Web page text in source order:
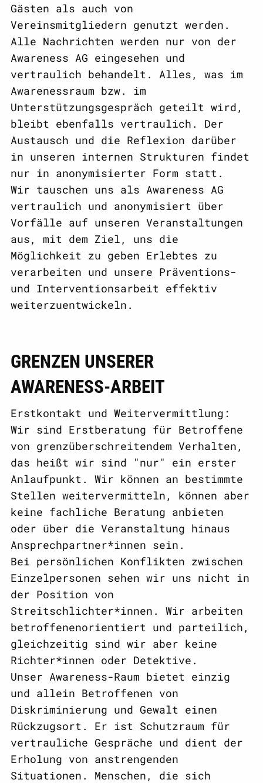
Gästen als auch von
Vereinsmitgliedern genutzt werden.
Alle Nachrichten werden nur von der
Awareness AG eingesehen und
vertraulich behandelt. Alles, was im
Awarenessraum bzw. im
Unterstützungsgespräch geteilt wird,
bleibt ebenfalls vertraulich. Der
Austausch und die Reflexion darüber
in unseren internen Strukturen findet
nur in anonymisierter Form statt.
Wir tauschen uns als Awareness AG
vertraulich und anonymisiert über
Vorfälle auf unseren Veranstaltungen
aus, mit dem Ziel, uns die
Möglichkeit zu geben Erlebtes zu
verarbeiten und unsere Präventions-
und Interventionsarbeit effektiv
weiterzuentwickeln.
GRENZEN UNSERER
AWARENESS-ARBEIT
Erstkontakt und Weitervermittlung:
Wir sind Erstberatung für Betroffene
von grenzüberschreitendem Verhalten,
das heißt wir sind "nur" ein erster
Anlaufpunkt. Wir können an bestimmte
Stellen weitervermitteln, können aber
keine fachliche Beratung anbieten
oder über die Veranstaltung hinaus
Ansprechpartner*innen sein.
Bei persönlichen Konflikten zwischen
Einzelpersonen sehen wir uns nicht in
der Position von
Streitschlichter*innen. Wir arbeiten
betroffenenorientiert und parteilich,
gleichzeitig sind wir aber keine
Richter*innen oder Detektive.
Unser Awareness-Raum bietet einzig
und allein Betroffenen von
Diskriminierung und Gewalt einen
Rückzugsort. Er ist Schutzraum für
vertrauliche Gespräche und dient der
Erholung von anstrengenden
Situationen. Menschen, die sich